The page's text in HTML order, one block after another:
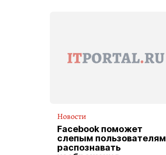
Новости
Facebook поможет
слепым пользователям
распознавать